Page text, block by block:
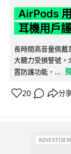
AirPods
耳機用戶
長時間高音量佩戴
大聽力受損警號
置防護功能，...
20 分